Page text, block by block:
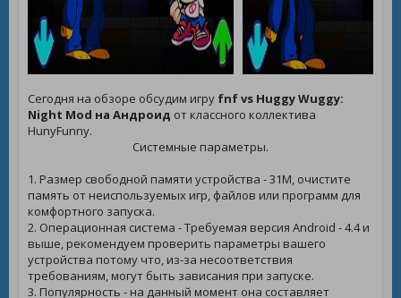
Сегодня на обзоре обсудим игру fnf vs Huggy Wuggy:
Night Mod на Андроид от классного коллектива
HunyFunny.
Системные параметры.
1. Размер свободной памяти устройства - 31M, очистите
память от неиспользуемых игр, файлов или программ для
комфортного запуска.
2. Операционная система - Требуемая версия Android - 4.4 и
выше, рекомендуем проверить параметры вашего
устройства потому что, из-за несоответствия
требованиям, могут быть зависания при запуске.
3. Популярность - на данный момент она составляет